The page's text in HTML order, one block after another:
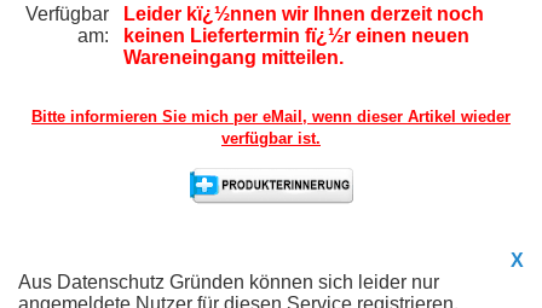
Verfügbar
am:
Leider kï¿½nnen wir Ihnen derzeit noch
keinen Liefertermin fï¿½r einen neuen
Wareneingang mitteilen.
Bitte informieren Sie mich per eMail, wenn dieser Artikel wieder
verfügbar ist.
X
Aus Datenschutz Gründen können sich leider nur
angemeldete Nutzer für diesen Service registrieren.